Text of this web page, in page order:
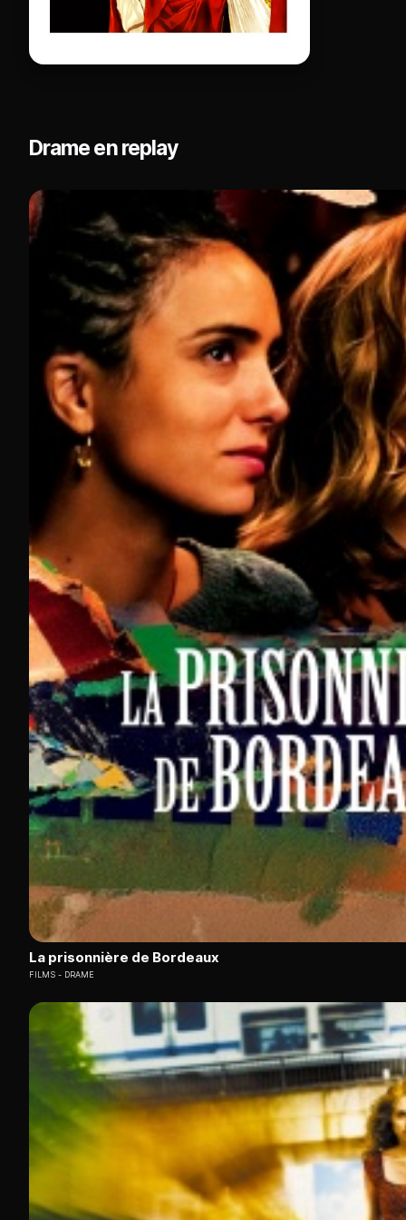
Drame en replay
La prisonnière de Bordeaux
FILMS DRAME